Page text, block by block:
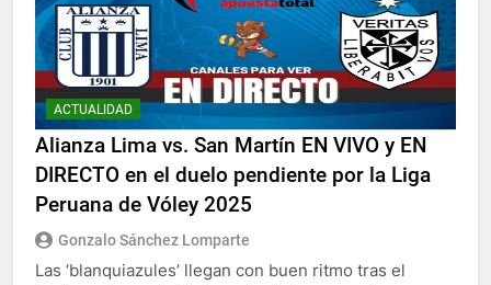
ACTUALIDAD
Alianza Lima vs. San Martín EN VIVO y EN
DIRECTO en el duelo pendiente por la Liga
Peruana de Vóley 2025
Gonzalo Sánchez Lomparte
Las ‘blanquiazules’ llegan con buen ritmo tras el